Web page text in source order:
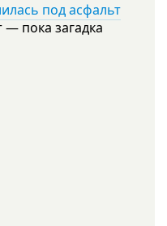
под асфальт
— пока загадка